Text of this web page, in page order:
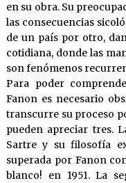
en su obra. Su
las consecuencias
de un país por otro,
cotidiana, donde las
son fenómenos
Para poder
Fanon es necesario
transcurre su proceso
pueden apreciar tres.
Sartre y su filosofía
superada por Fanon
blanco! en 1951. La